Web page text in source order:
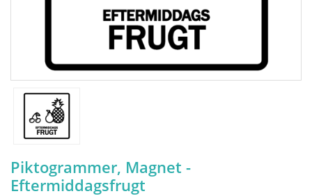
Piktogrammer, Magnet -
Eftermiddagsfrugt